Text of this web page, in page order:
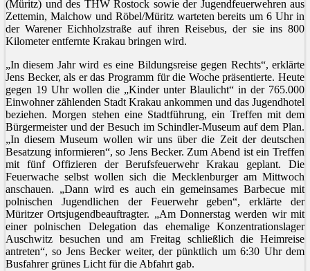
(Müritz) und des THW Rostock sowie der Jugendfeuerwehren aus
Zettemin, Malchow und Röbel/Müritz warteten bereits um 6 Uhr in
der Warener Eichholzstraße auf ihren Reisebus, der sie ins 800
Kilometer entfernte Krakau bringen wird.
„In diesem Jahr wird es eine Bildungsreise gegen Rechts“, erklärte
Jens Becker, als er das Programm für die Woche präsentierte. Heute
gegen 19 Uhr wollen die „Kinder unter Blaulicht“ in der 765.000
Einwohner zählenden Stadt Krakau ankommen und das Jugendhotel
beziehen. Morgen stehen eine Stadtführung, ein Treffen mit dem
Bürgermeister und der Besuch im Schindler-Museum auf dem Plan.
„In diesem Museum wollen wir uns über die Zeit der deutschen
Besatzung informieren“, so Jens Becker. Zum Abend ist ein Treffen
mit fünf Offizieren der Berufsfeuerwehr Krakau geplant. Die
Feuerwache selbst wollen sich die Mecklenburger am Mittwoch
anschauen. „Dann wird es auch ein gemeinsames Barbecue mit
polnischen Jugendlichen der Feuerwehr geben“, erklärte der
Müritzer Ortsjugendbeauftragter. „Am Donnerstag werden wir mit
einer polnischen Delegation das ehemalige Konzentrationslager
Auschwitz besuchen und am Freitag schließlich die Heimreise
antreten“, so Jens Becker weiter, der pünktlich um 6:30 Uhr dem
Busfahrer grünes Licht für die Abfahrt gab.